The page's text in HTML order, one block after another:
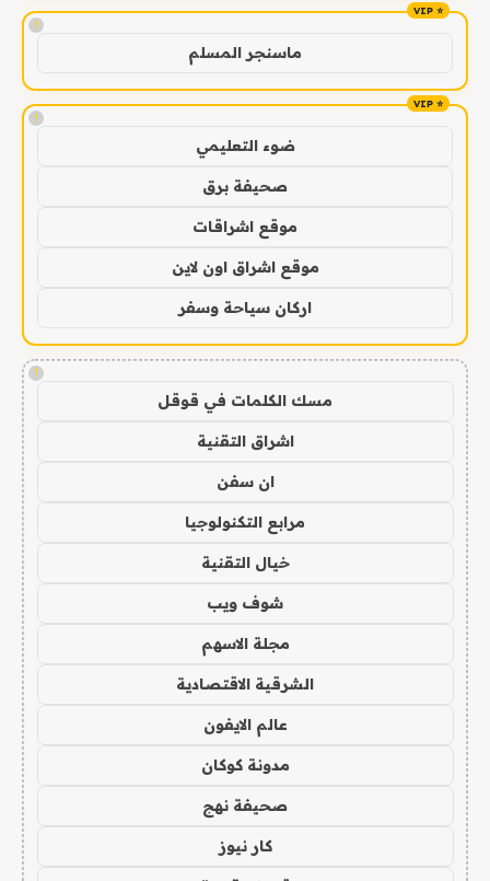
!
ماسنجر المسلم
!
ضوء التعليمي
صحيفة برق
موقع اشراقات
موقع اشراق اون لاين
اركان سياحة وسفر
!
مسك الكلمات في قوقل
اشراق التقنية
ان سفن
مرابع التكنولوجيا
خيال التقنية
شوف ويب
مجلة الاسهم
الشرقية الاقتصادية
عالم الايفون
مدونة كوكان
صحيفة نهج
كار نيوز